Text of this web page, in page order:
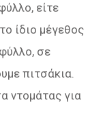
είτε
ίδιο μέγεθος
σε
πιτσάκια.
ντομάτας για